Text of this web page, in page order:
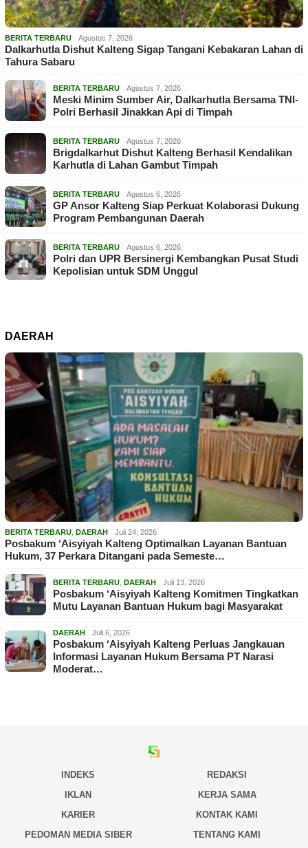
BERITA TERBARU Agustus 7, 2026
Dalkarhutla Dishut Kalteng Sigap Tangani Kebakaran Lahan di
Tahura Sabaru
BERITA TERBARU Agustus 7, 2026
Meski Minim Sumber Air, Dalkarhutla Bersama TNI-
Polri Berhasil Jinakkan Api di Timpah
BERITA TERBARU Agustus 7, 2026
Brigdalkarhut Dishut Kalteng Berhasil Kendalikan
Karhutla di Lahan Gambut Timpah
BERITA TERBARU Agustus 6, 2026
GP Ansor Kalteng Siap Perkuat Kolaborasi Dukung
Program Pembangunan Daerah
BERITA TERBARU Agustus 6, 2026
Polri dan UPR Bersinergi Kembangkan Pusat Studi
Kepolisian untuk SDM Unggul
DAERAH
BERITA TERBARU DAERAH Juli 24, 2026
Posbakum ‘Aisyiyah Kalteng Optimalkan Layanan Bantuan
Hukum, 37 Perkara Ditangani pada Semeste…
BERITA TERBARU DAERAH Juli 13, 2026
Posbakum ‘Aisyiyah Kalteng Komitmen Tingkatkan
Mutu Layanan Bantuan Hukum bagi Masyarakat
DAERAH Juli 6, 2026
Posbakum ‘Aisyiyah Kalteng Perluas Jangkauan
Informasi Layanan Hukum Bersama PT Narasi
Moderat…
INDEKS
REDAKSI
IKLAN
KERJA SAMA
KARIER
KONTAK KAMI
PEDOMAN MEDIA SIBER
TENTANG KAMI